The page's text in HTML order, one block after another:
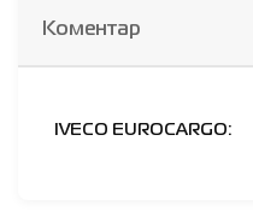
Коментар
IVECO EUROCARGO: